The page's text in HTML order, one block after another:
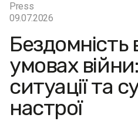
Press
09.07.2026
Бездомність
умовах
ситуації та
настрої